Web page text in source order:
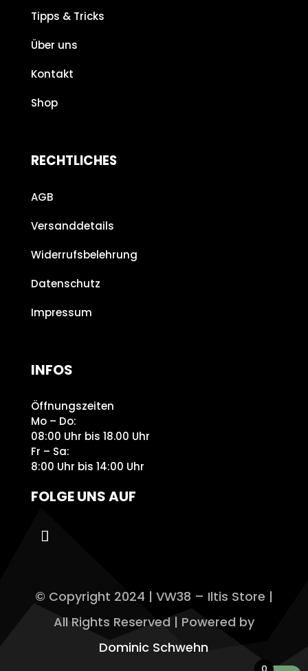
Tipps & Tricks
Über uns
Kontakt
Shop
RECHTLICHES
AGB
Versanddetails
Widerrufsbelehrung
Datenschutz
Impressum
INFOS
Öffnungszeiten
Mo – Do:
08:00 Uhr bis 18.00 Uhr
Fr – Sa:
8:00 Uhr bis 14:00 Uhr
FOLGE UNS AUF
© Copyright 2024 | VW38 – Iltis Store |
All Rights Reserved | Powered by
Dominic Schwehn